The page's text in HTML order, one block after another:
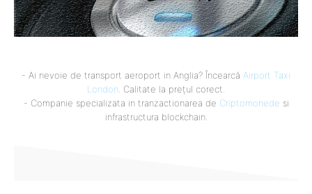
- Ai nevoie de transport aeroport in Anglia? Încearcă Airport Taxi
London. Calitate la prețul corect.
- Companie specializata in tranzactionarea de Criptomonede si
infrastructura blockchain.